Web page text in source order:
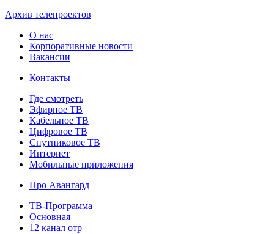
Архив телепроектов
О нас
Корпоративные новости
Вакансии
Контакты
Где смотреть
Эфирное ТВ
Кабельное ТВ
Цифровое ТВ
Спутниковое ТВ
Интернет
Мобильные приложения
Про Авангард
ТВ-Программа
Основная
12 канал отр